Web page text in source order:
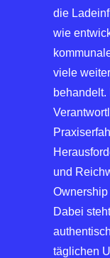
die
wie
viele
und
Dabei
täglichen